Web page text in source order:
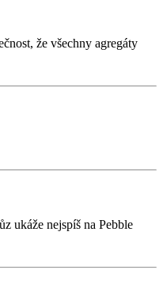
že všechny agregáty
ukáže nejspíš na Pebble